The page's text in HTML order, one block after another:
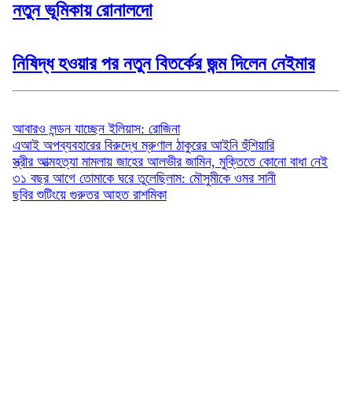
নতুন ভূমিকায় রোনালদো
নিষিদ্ধ হওয়ার পর নতুন বিতর্কের জন্ম দিলেন নেইমার
আবারও লন্ডন যাচ্ছেন ইলিয়াস: রোজিনা
এআই অপব্যবহারের বিরুদ্ধে ম্রুণাল ঠাকুরের আইনি হুঁশিয়ারি
স্ত্রীর আত্মহত্যা মামলায় জাহের আলভীর জামিন, মুক্তিতে কোনো বাধা নেই
৩১ বছর আগে তোমাকে ঘরে তুলেছিলাম: মৌসুমীকে ওমর সানী
ছবির শুটিংয়ে গুরুতর আহত রাশমিকা